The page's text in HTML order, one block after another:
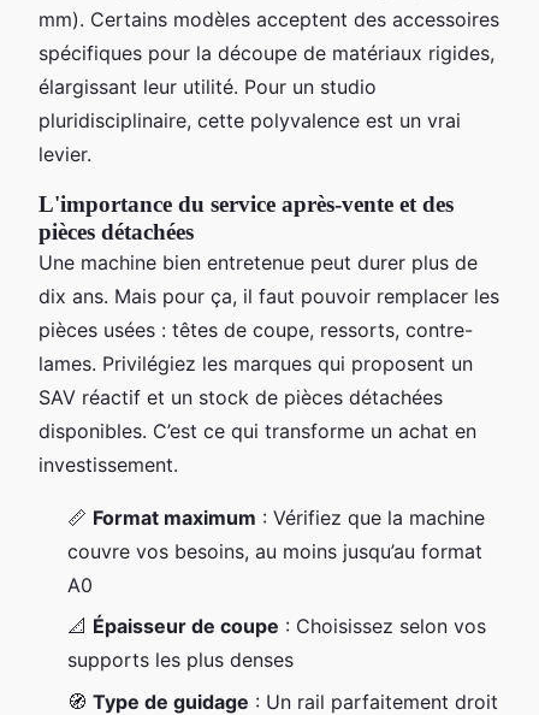
mm). Certains modèles acceptent des accessoires
spécifiques pour la découpe de matériaux rigides,
élargissant leur utilité. Pour un studio
pluridisciplinaire, cette polyvalence est un vrai
levier.
L'importance du service après-vente et des
pièces détachées
Une machine bien entretenue peut durer plus de
dix ans. Mais pour ça, il faut pouvoir remplacer les
pièces usées : têtes de coupe, ressorts, contre-
lames. Privilégiez les marques qui proposent un
SAV réactif et un stock de pièces détachées
disponibles. C’est ce qui transforme un achat en
investissement.
📏 Format maximum : Vérifiez que la machine
couvre vos besoins, au moins jusqu’au format
A0
📐 Épaisseur de coupe : Choisissez selon vos
supports les plus denses
🧭 Type de guidage : Un rail parfaitement droit